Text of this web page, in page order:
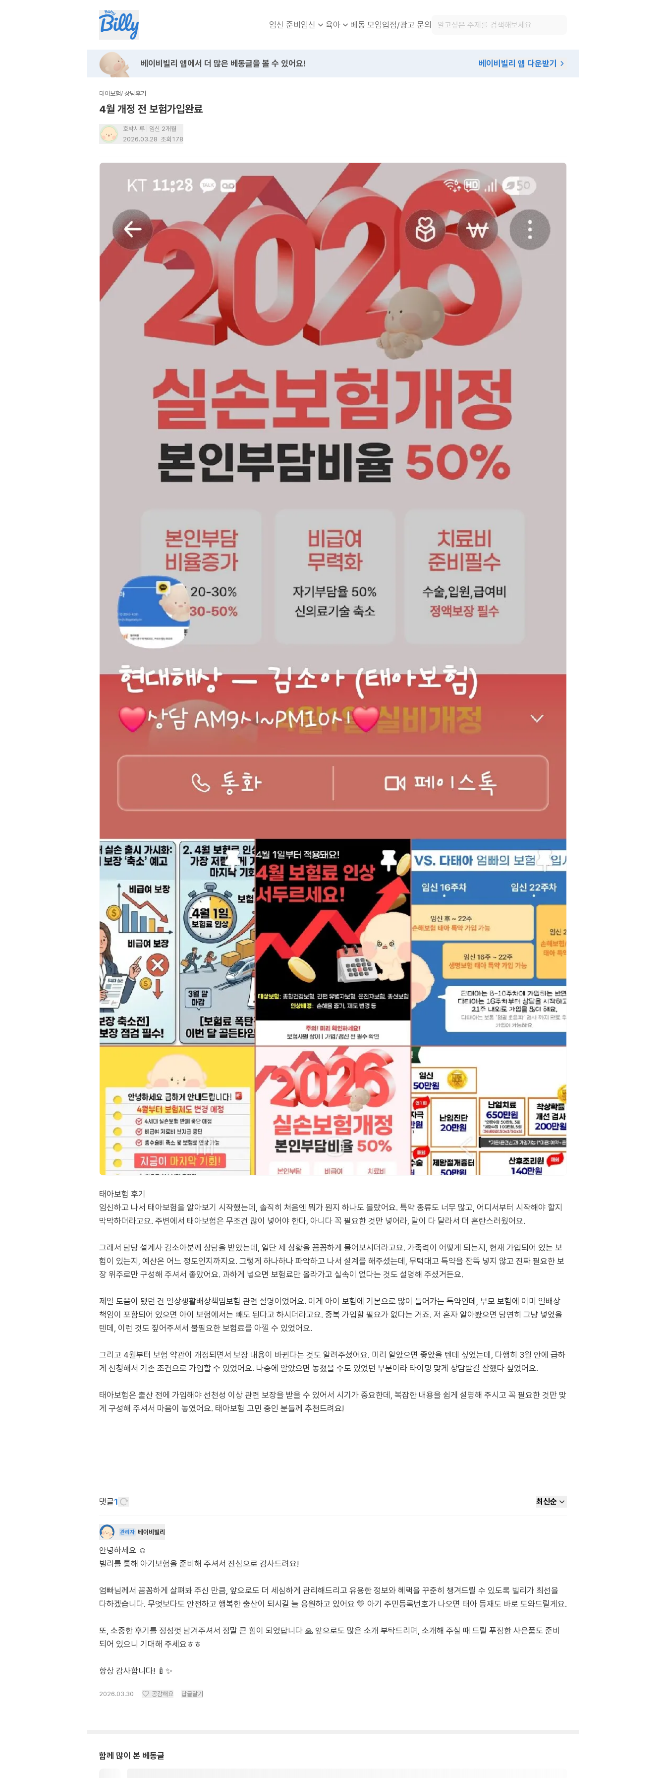
임신 준비임신 육아 베동 모임입점/광고 문의
베이비빌리 앱에서 더 많은 베동글을 볼 수 있어요! 베이비빌리 앱 다운받기
태아보험/ 상담후기
4월 개정 전 보험가입완료
호박시루
임신 2개월
2026.03.28 조회 178
태아보험 후기
임신하고 나서 태아보험을 알아보기 시작했는데, 솔직히 처음엔 뭐가 뭔지 하나도 몰랐어요. 특약 종류도 너무 많고, 어디서부터 시작해야 할지
막막하더라고요. 주변에서 태아보험은 무조건 많이 넣어야 한다, 아니다 꼭 필요한 것만 넣어라, 말이 다 달라서 더 혼란스러웠어요.
그래서 담당 설계사 김소아분께 상담을 받았는데, 일단 제 상황을 꼼꼼하게 물어보시더라고요. 가족력이 어떻게 되는지, 현재 가입되어 있는 보
험이 있는지, 예산은 어느 정도인지까지요. 그렇게 하나하나 파악하고 나서 설계를 해주셨는데, 무턱대고 특약을 잔뜩 넣지 않고 진짜 필요한 보
장 위주로만 구성해 주셔서 좋았어요. 과하게 넣으면 보험료만 올라가고 실속이 없다는 것도 설명해 주셨거든요.
제일 도움이 됐던 건 일상생활배상책임보험 관련 설명이었어요. 이게 아이 보험에 기본으로 많이 들어가는 특약인데, 부모 보험에 이미 일배상
책임이 포함되어 있으면 아이 보험에서는 빼도 된다고 하시더라고요. 중복 가입할 필요가 없다는 거죠. 저 혼자 알아봤으면 당연히 그냥 넣었을
텐데, 이런 것도 짚어주셔서 불필요한 보험료를 아낄 수 있었어요.
그리고 4월부터 보험 약관이 개정되면서 보장 내용이 바뀐다는 것도 알려주셨어요. 미리 알았으면 좋았을 텐데 싶었는데, 다행히 3월 안에 급하
게 신청해서 기존 조건으로 가입할 수 있었어요. 나중에 알았으면 놓쳤을 수도 있었던 부분이라 타이밍 맞게 상담받길 잘했다 싶었어요.
태아보험은 출산 전에 가입해야 선천성 이상 관련 보장을 받을 수 있어서 시기가 중요한데, 복잡한 내용을 쉽게 설명해 주시고 꼭 필요한 것만 맞
게 구성해 주셔서 마음이 놓였어요. 태아보험 고민 중인 분들께 추천드려요!
댓글1 최신순
관리자 베이비빌리
안녕하세요 ☺️
빌리를 통해 아기보험을 준비해 주셔서 진심으로 감사드려요!
엄빠님께서 꼼꼼하게 살펴봐 주신 만큼, 앞으로도 더 세심하게 관리해드리고 유용한 정보와 혜택을 꾸준히 챙겨드릴 수 있도록 빌리가 최선을
다하겠습니다. 무엇보다도 안전하고 행복한 출산이 되시길 늘 응원하고 있어요 💛 아기 주민등록번호가 나오면 태아 등재도 바로 도와드릴게요.
또, 소중한 후기를 정성껏 남겨주셔서 정말 큰 힘이 되었답니다 🙏 앞으로도 많은 소개 부탁드리며, 소개해 주실 때 드릴 푸짐한 사은품도 준비
되어 있으니 기대해 주세요ㅎㅎ
항상 감사합니다! 🍼✨
2026.03.30 공감해요 답글달기
함께 많이 본 베동글